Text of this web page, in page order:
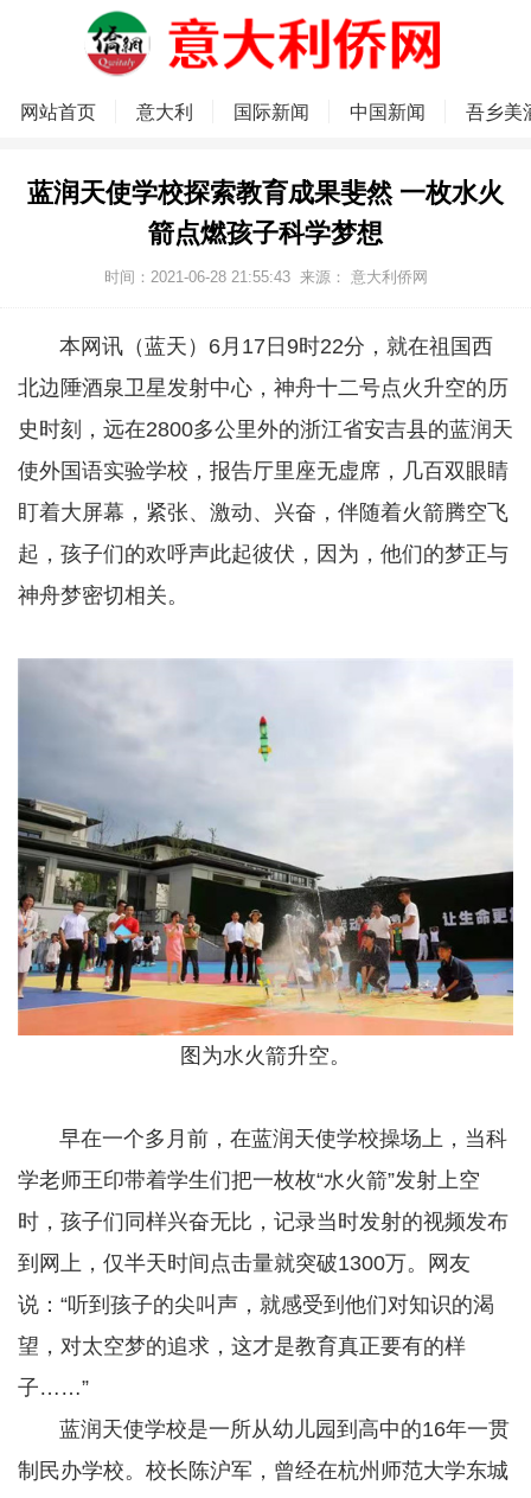
网站首页 意大利 国际新闻 中国新闻 吾乡美
蓝润天使学校探索教育成果斐然 一枚水火
箭点燃孩子科学梦想
时间：2021-06-28 21:55:43 来源： 意大利侨网
本网讯（蓝天）6月17日9时22分，就在祖国西
北边陲酒泉卫星发射中心，神舟十二号点火升空的历
史时刻，远在2800多公里外的浙江省安吉县的蓝润天
使外国语实验学校，报告厅里座无虚席，几百双眼睛
盯着大屏幕，紧张、激动、兴奋，伴随着火箭腾空飞
起，孩子们的欢呼声此起彼伏，因为，他们的梦正与
神舟梦密切相关。
图为水火箭升空。
早在一个多月前，在蓝润天使学校操场上，当科
学老师王印带着学生们把一枚枚“水火箭”发射上空
时，孩子们同样兴奋无比，记录当时发射的视频发布
到网上，仅半天时间点击量就突破1300万。网友
说：“听到孩子的尖叫声，就感受到他们对知识的渴
望，对太空梦的追求，这才是教育真正要有的样
子……”
蓝润天使学校是一所从幼儿园到高中的16年一贯
制民办学校。校长陈沪军，曾经在杭州师范大学东城